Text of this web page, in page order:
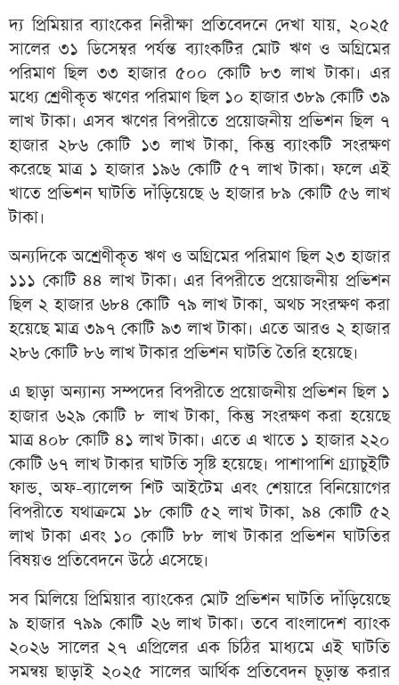
দ্য প্রিমিয়ার ব্যাংকের নিরীক্ষা প্রতিবেদনে দেখা যায়, ২০২৫
সালের ৩১ ডিসেম্বর পর্যন্ত ব্যাংকটির মোট ঋণ ও অগ্রিমের
পরিমাণ ছিল ৩৩ হাজার ৫০০ কোটি ৮৩ লাখ টাকা। এর
মধ্যে শ্রেণীকৃত ঋণের পরিমাণ ছিল ১০ হাজার ৩৮৯ কোটি ৩৯
লাখ টাকা। এসব ঋণের বিপরীতে প্রয়োজনীয় প্রভিশন ছিল ৭
হাজার ২৮৬ কোটি ১৩ লাখ টাকা, কিন্তু ব্যাংকটি সংরক্ষণ
করেছে মাত্র ১ হাজার ১৯৬ কোটি ৫৭ লাখ টাকা। ফলে এই
খাতে প্রভিশন ঘাটতি দাঁড়িয়েছে ৬ হাজার ৮৯ কোটি ৫৬ লাখ
টাকা।
অন্যদিকে অশ্রেণীকৃত ঋণ ও অগ্রিমের পরিমাণ ছিল ২৩ হাজার
১১১ কোটি ৪৪ লাখ টাকা। এর বিপরীতে প্রয়োজনীয় প্রভিশন
ছিল ২ হাজার ৬৮৪ কোটি ৭৯ লাখ টাকা, অথচ সংরক্ষণ করা
হয়েছে মাত্র ৩৯৭ কোটি ৯৩ লাখ টাকা। এতে আরও ২ হাজার
২৮৬ কোটি ৮৬ লাখ টাকার প্রভিশন ঘাটতি তৈরি হয়েছে।
এ ছাড়া অন্যান্য সম্পদের বিপরীতে প্রয়োজনীয় প্রভিশন ছিল ১
হাজার ৬২৯ কোটি ৮ লাখ টাকা, কিন্তু সংরক্ষণ করা হয়েছে
মাত্র ৪০৮ কোটি ৪১ লাখ টাকা। এতে এ খাতে ১ হাজার ২২০
কোটি ৬৭ লাখ টাকার ঘাটতি সৃষ্টি হয়েছে। পাশাপাশি গ্র্যাচুইটি
ফান্ড, অফ-ব্যালেন্স শিট আইটেম এবং শেয়ারে বিনিয়োগের
বিপরীতে যথাক্রমে ১৮ কোটি ৫২ লাখ টাকা, ৯৪ কোটি ৫২
লাখ টাকা এবং ১০ কোটি ৮৮ লাখ টাকার প্রভিশন ঘাটতির
বিষয়ও প্রতিবেদনে উঠে এসেছে।
সব মিলিয়ে প্রিমিয়ার ব্যাংকের মোট প্রভিশন ঘাটতি দাঁড়িয়েছে
৯ হাজার ৭৯৯ কোটি ২৬ লাখ টাকা। তবে বাংলাদেশ ব্যাংক
২০২৬ সালের ২৭ এপ্রিলের এক চিঠির মাধ্যমে এই ঘাটতি
সমন্বয় ছাড়াই ২০২৫ সালের আর্থিক প্রতিবেদন চূড়ান্ত করার